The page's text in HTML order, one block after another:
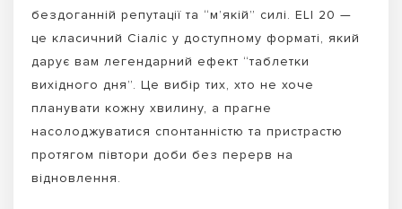
бездоганній репутації та “м’якій” силі. ELI 20 —
це класичний Сіаліс у доступному форматі, який
дарує вам легендарний ефект “таблетки
вихідного дня”. Це вибір тих, хто не хоче
планувати кожну хвилину, а прагне
насолоджуватися спонтанністю та пристрастю
протягом півтори доби без перерв на
відновлення.